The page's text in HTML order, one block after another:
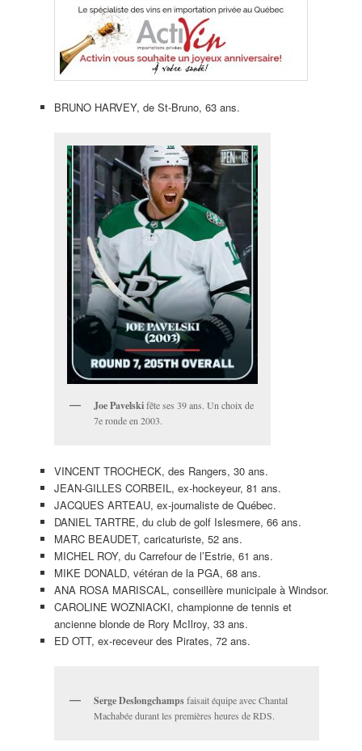
BRUNO HARVEY, de St-Bruno, 63 ans.
Joe Pavelskifête ses 39 ans. Un choix de
7e ronde en 2003.
VINCENT TROCHECK, des Rangers, 30 ans.
JEAN-GILLES CORBEIL, ex-hockeyeur, 81 ans.
JACQUES ARTEAU, ex-journaliste de Québec.
DANIEL TARTRE, du club de golf Islesmere, 66 ans.
MARC BEAUDET, caricaturiste, 52 ans.
MICHEL ROY, du Carrefour de l’Estrie, 61 ans.
MIKE DONALD, vétéran de la PGA, 68 ans.
ANA ROSA MARISCAL, conseillère municipale à Windsor.
CAROLINE WOZNIACKI, championne de tennis et
ancienne blonde de Rory McIlroy, 33 ans.
ED OTT, ex-receveur des Pirates, 72 ans.
Serge Deslongchampsfaisait équipe avec Chantal
Machabée durant les premières heures de RDS.